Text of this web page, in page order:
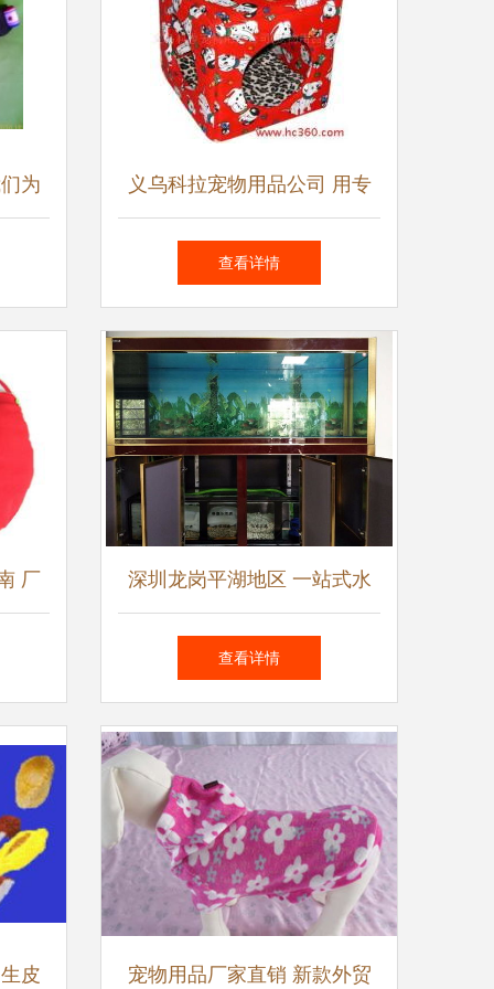
为 义乌科拉宠物用品公司 用专
业与爱心打造宠物生活新体验
查看详情
厂 深圳龙岗平湖地区 一站式水
族与宠物生活服务指南
查看详情
皮 宠物用品厂家直销 新款外贸